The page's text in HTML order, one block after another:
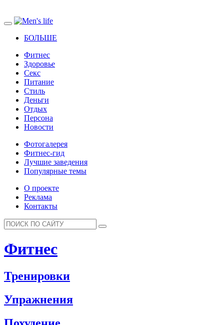
БОЛЬШЕ
Фитнес
Здоровье
Секс
Питание
Стиль
Деньги
Отдых
Персона
Новости
Фотогалерея
Фитнес-гид
Лучшие заведения
Популярные темы
О проекте
Реклама
Контакты
Фитнес
Тренировки
Упражнения